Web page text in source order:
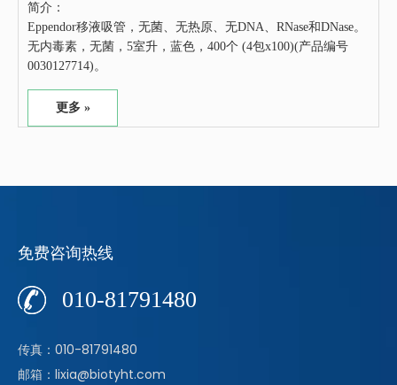
简介：
Eppendor移液吸管，无菌、无热原、无DNA、RNase和DNase。
无内毒素，无菌，5室升，蓝色，400个 (4包x100)(产品编号
0030127714)。
更多 »
免费咨询热线
010-81791480
传真：010-81791480
邮箱：lixia@biotyht.com